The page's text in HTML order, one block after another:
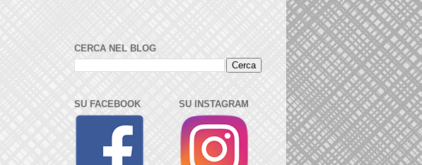
CERCA NEL BLOG
SU FACEBOOK SU INSTAGRAM